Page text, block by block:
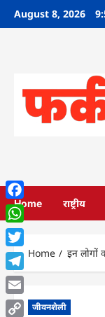
SkipAugust 8, 2026
Home राष्ट्रीय
Home इन लोगों
जीवनशैली
Facebook
WhatsApp
Twitter
Telegram
Email